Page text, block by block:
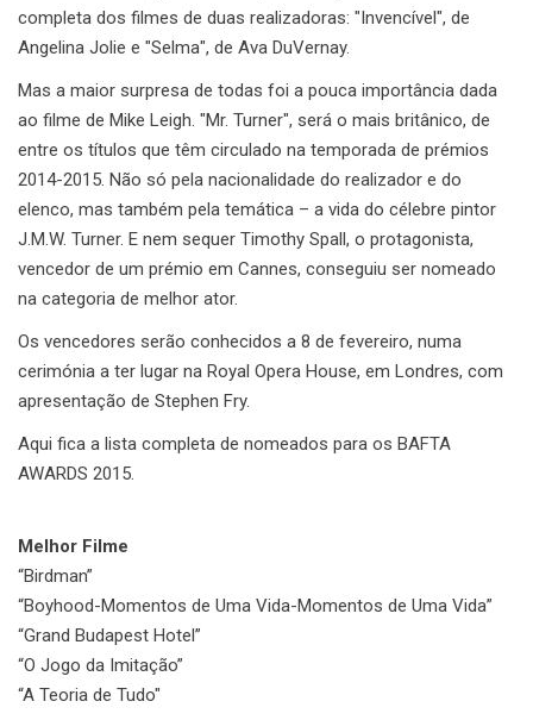
completa dos filmes de duas realizadoras: "Invencível", de
Angelina Jolie e "Selma", de Ava DuVernay.
Mas a maior surpresa de todas foi a pouca importância dada
ao filme de Mike Leigh. "Mr. Turner", será o mais britânico, de
entre os títulos que têm circulado na temporada de prémios
2014-2015. Não só pela nacionalidade do realizador e do
elenco, mas também pela temática – a vida do célebre pintor
J.M.W. Turner. E nem sequer Timothy Spall, o protagonista,
vencedor de um prémio em Cannes, conseguiu ser nomeado
na categoria de melhor ator.
Os vencedores serão conhecidos a 8 de fevereiro, numa
cerimónia a ter lugar na Royal Opera House, em Londres, com
apresentação de Stephen Fry.
Aqui fica a lista completa de nomeados para os BAFTA
AWARDS 2015.
Melhor Filme
“Birdman”
“Boyhood-Momentos de Uma Vida-Momentos de Uma Vida”
“Grand Budapest Hotel”
“O Jogo da Imitação”
“A Teoria de Tudo"